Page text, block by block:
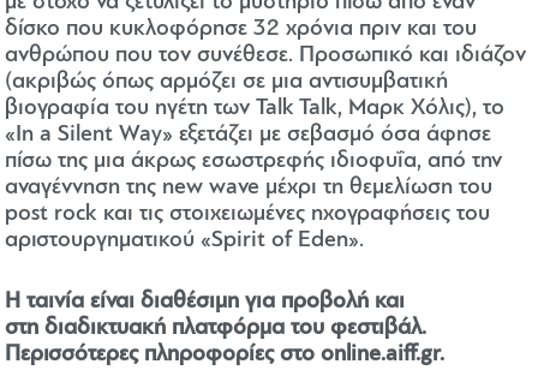
δίσκο που κυκλοφόρησε 32 χρόνια πριν και του
ανθρώπου που τον συνέθεσε. Προσωπικό και ιδιάζον
(ακριβώς όπως αρμόζει σε μια αντισυμβατική
βιογραφία του ηγέτη των Talk Talk, Μαρκ Χόλις), το
«In a Silent Way» εξετάζει με σεβασμό όσα άφησε
πίσω της μια άκρως εσωστρεφής ιδιοφυΐα, από την
αναγέννηση της new wave μέχρι τη θεμελίωση του
post rock και τις στοιχειωμένες ηχογραφήσεις του
αριστουργηματικού «Spirit of Eden».
Η ταινία είναι διαθέσιμη για προβολή και
στη διαδικτυακή πλατφόρμα του φεστιβάλ.
Περισσότερες πληροφορίες στοonline.aiff.gr.